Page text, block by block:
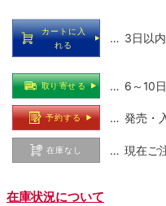
カートに入
れる
… 3日以
取り寄せる … 6～10
予約する … 発売・
在庫なし … 現在ご
在庫状況について